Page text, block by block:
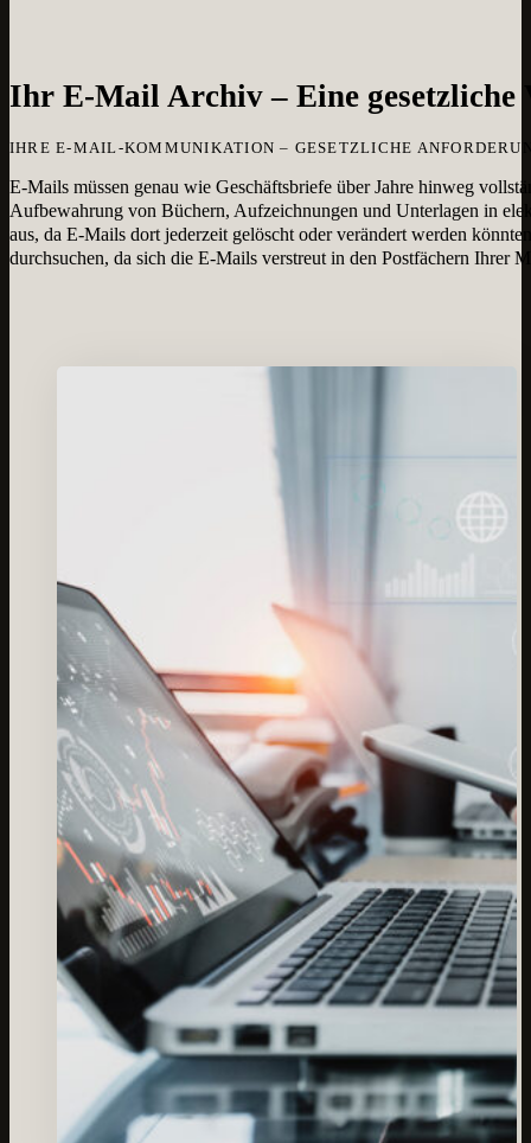
Ihr E-Mail Archiv – Eine
IHRE E-MAIL-KOMMUNIKATION – GESETZLICHE
E-Mails müssen genau wie Geschäftsbriefe über Jahre hinweg
Aufbewahrung von Büchern, Aufzeichnungen und Unterlagen in
aus, da E-Mails dort jederzeit gelöscht oder verändert werden
durchsuchen, da sich die E-Mails verstreut in den Postfächern Ihrer